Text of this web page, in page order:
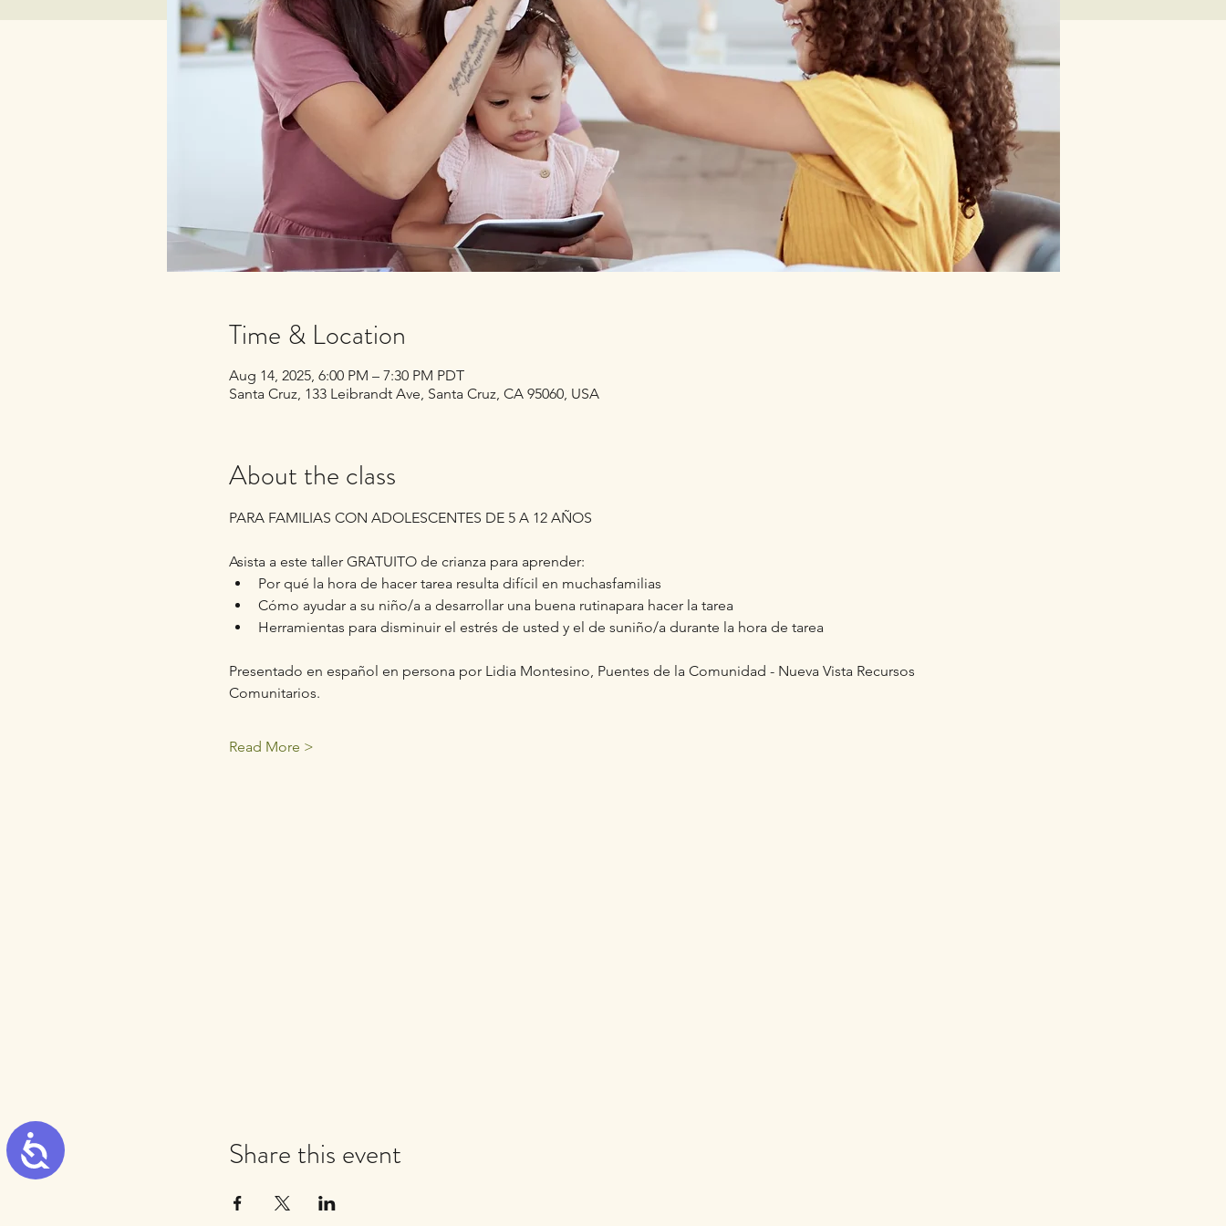
Accessibility
Time & Location
Aug 14, 2025, 6:00 PM – 7:30 PM PDT
Santa Cruz, 133 Leibrandt Ave, Santa Cruz, CA 95060, USA
About the class
PARA FAMILIAS CON ADOLESCENTES DE 5 A 12 AÑOS
Asista a este taller GRATUITO de crianza para aprender:
Por qué la hora de hacer tarea resulta difícil en muchasfamilias
Cómo ayudar a su niño/a a desarrollar una buena rutinapara hacer la tarea
Herramientas para disminuir el estrés de usted y el de suniño/a durante la hora de tarea
Presentado en español en persona por Lidia Montesino, Puentes de la Comunidad - Nueva Vista Recursos
Comunitarios.
Read More >
Share this event